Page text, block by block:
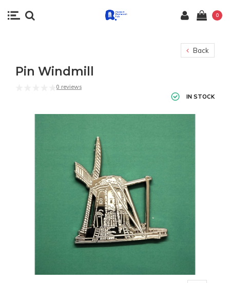
0
Back
Pin Windmill
0 reviews
IN STOCK